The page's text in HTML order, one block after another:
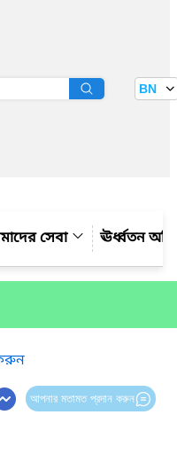
BN
সেবা ঊর্ধ্বতন
আপনার মতামত প্রদান করুন